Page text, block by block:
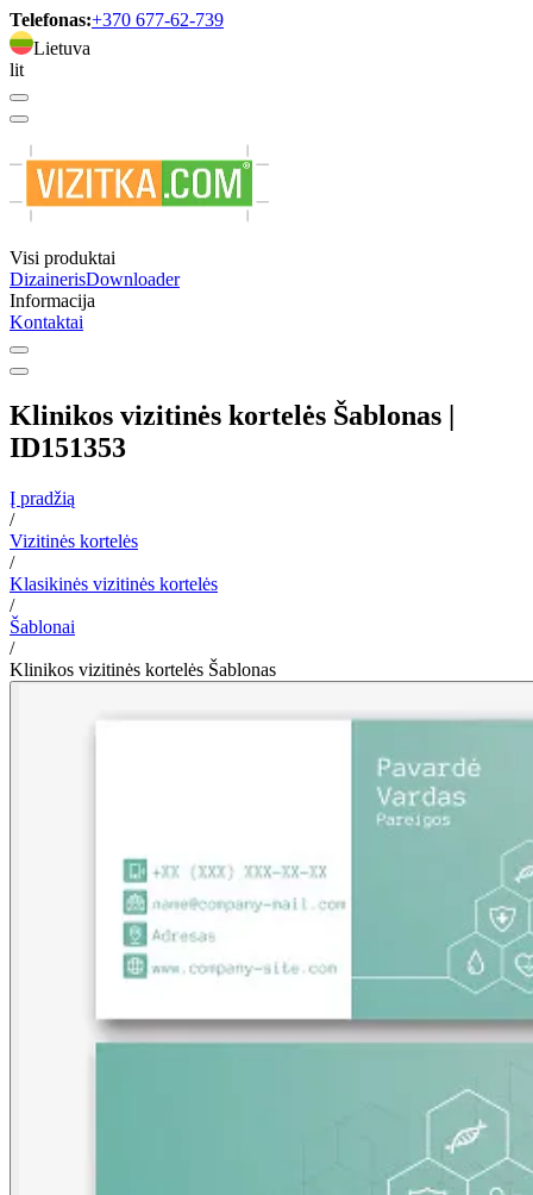
Telefonas:+370 677-62-739
Lietuva
lit
Visi produktai
DizainerisDownloader
Informacija
Kontaktai
Klinikos vizitinės kortelės Šablonas |
ID151353
Į pradžią
/
Vizitinės kortelės
/
Klasikinės vizitinės kortelės
/
Šablonai
/
Klinikos vizitinės kortelės Šablonas